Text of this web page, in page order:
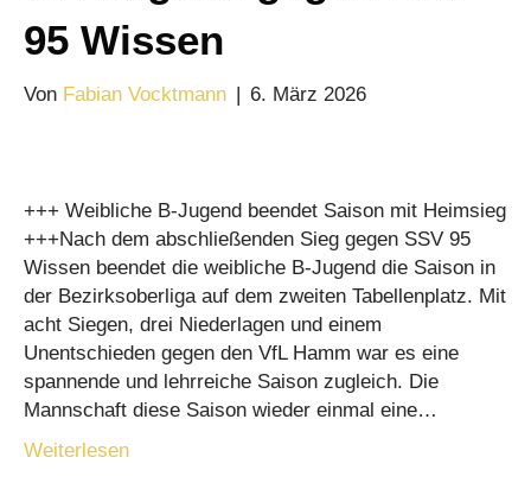
95 Wissen
Von Fabian Vocktmann | 6. März 2026
+++ Weibliche B-Jugend beendet Saison mit Heimsieg
+++Nach dem abschließenden Sieg gegen SSV 95
Wissen beendet die weibliche B-Jugend die Saison in
der Bezirksoberliga auf dem zweiten Tabellenplatz. Mit
acht Siegen, drei Niederlagen und einem
Unentschieden gegen den VfL Hamm war es eine
spannende und lehrreiche Saison zugleich. Die
Mannschaft diese Saison wieder einmal eine…
Weiterlesen